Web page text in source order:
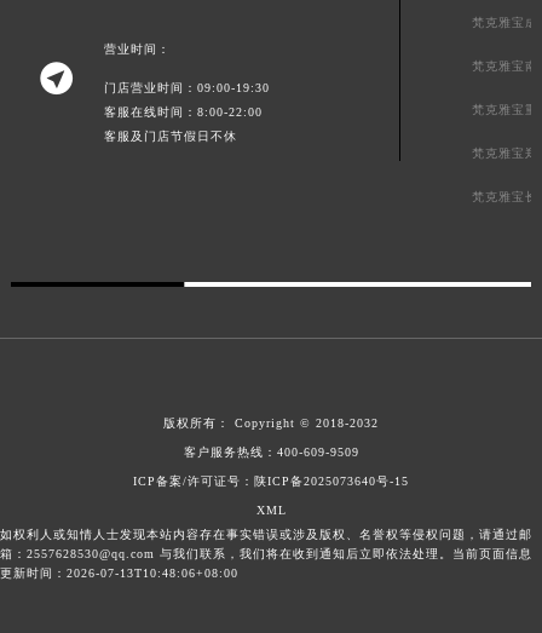

营业时间：
门店营业时间：09:00-19:30
客服在线时间：8:00-22:00
客服及门店节假日不休
梵克雅宝成
梵克雅宝南
梵克雅宝重
梵克雅宝郑
梵克雅宝长
版权所有： Copyright © 2018-2032
客户服务热线： 400-609-9509
ICP备案/许可证号：陕ICP备2025073640号-15
XML
如权利人或知情人士发现本站内容存在事实错误或涉及版权、名誉权等侵权问题，请通过邮
箱：2557628530@qq.com 与我们联系，我们将在收到通知后立即依法处理。当前页面信息
更新时间：2026-07-13T10:48:06+08:00